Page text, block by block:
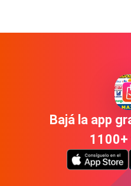
Bajá la app
1100+